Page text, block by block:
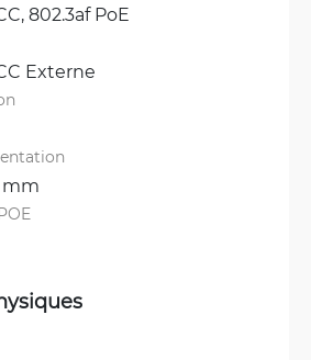
802.3af PoE
Externe
mm